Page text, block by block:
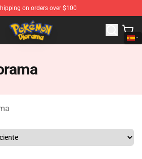
on orders over $100
Shop - The Best Store of Pokemon